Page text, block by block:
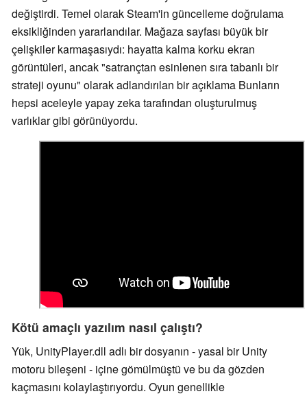
değiştirdi. Temel olarak Steam'in güncelleme doğrulama
eksikliğinden yararlandılar. Mağaza sayfası büyük bir
çelişkiler karmaşasıydı: hayatta kalma korku ekran
görüntüleri, ancak "satrançtan esinlenen sıra tabanlı bir
strateji oyunu" olarak adlandırılan bir açıklama Bunların
hepsi aceleyle yapay zeka tarafından oluşturulmuş
varlıklar gibi görünüyordu.
Kötü amaçlı yazılım nasıl çalıştı?
Yük, UnityPlayer.dll adlı bir dosyanın - yasal bir Unity
motoru bileşeni - içine gömülmüştü ve bu da gözden
kaçmasını kolaylaştırıyordu. Oyun genellikle